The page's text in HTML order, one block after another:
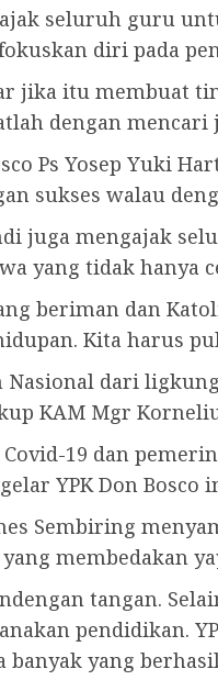
seluruh guru
diri pada
jika itu membuat
dengan
Ps Yosep Yuki
sukses walau
juga mengajak
yang tidak hanya
beriman dan
Kita harus
Nasional dari
KAM Mgr
Covid-19 dan
YPK Don
Sembiring
membedakan
tangan.
pendidikan.
yang